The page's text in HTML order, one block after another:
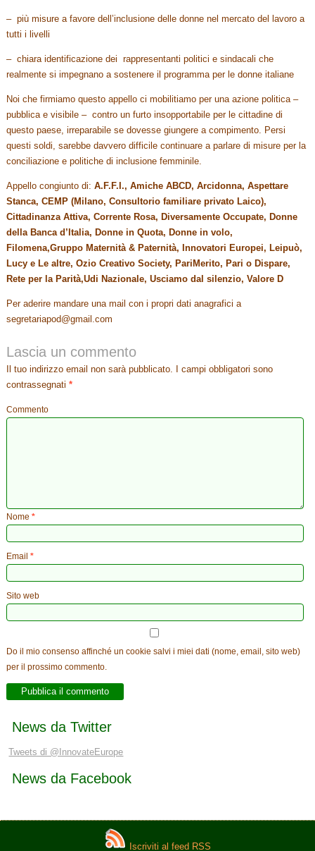
– più misure a favore dell’inclusione delle donne nel mercato del lavoro a
tutti i livelli
– chiara identificazione dei rappresentanti politici e sindacali che
realmente si impegnano a sostenere il programma per le donne italiane
Noi che firmiamo questo appello ci mobilitiamo per una azione politica –
pubblica e visibile – contro un furto insopportabile per le cittadine di
questo paese, irreparabile se dovesse giungere a compimento. Persi
questi soldi, sarebbe davvero difficile continuare a parlare di misure per la
conciliazione e politiche di inclusione femminile.
Appello congiunto di:A.F.F.I., Amiche ABCD, Arcidonna, Aspettare
Stanca, CEMP (Milano, Consultorio familiare privato Laico),
Cittadinanza Attiva, Corrente Rosa, Diversamente Occupate, Donne
della Banca d’Italia, Donne in Quota, Donne in volo,
Filomena,Gruppo Maternità & Paternità, Innovatori Europei, Leipuò,
Lucy e Le altre, Ozio Creativo Society, PariMerito, Pari o Dispare,
Rete per la Parità,Udi Nazionale, Usciamo dal silenzio, Valore D
Per aderire mandare una mail con i propri dati anagrafici a
segretariapod@gmail.com
Lascia un commento
Il tuo indirizzo email non sarà pubblicato. I campi obbligatori sono
contrassegnati*
Commento
Nome*
Email*
Sito web
Do il mio consenso affinché un cookie salvi i miei dati (nome, email, sito web)
per il prossimo commento.
News da Twitter
Tweets di @InnovateEurope
News da Facebook
Iscriviti al feed RSS